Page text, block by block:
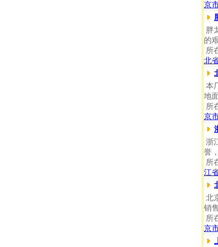
京
胖
的
所
北
本
地
所
京
浙
誉
所
江
北
销
所
京